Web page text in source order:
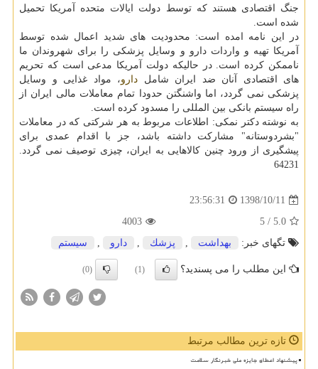
جنگ اقتصادی هستند كه توسط دولت ایالات متحده آمریكا تحمیل
شده است.
در این نامه امده است: محدودیت های شدید اعمال شده توسط
آمریكا تهیه و واردات دارو و وسایل پزشكی را برای شهروندان ما
ناممكن كرده است. در حالیكه دولت آمریكا مدعی است كه تحریم
های اقتصادی آنان ضد ایران شامل دارو، مواد غذایی و وسایل
پزشكی نمی گردد، اما واشنگتن حدودا تمام معاملات مالی ایران از
راه سیستم بانكی بین المللی را مسدود كرده است.
به نوشته دكتر نمكی: اطلاعات مربوط به هر شركتی كه در معاملات
"بشردوستانه" مشاركت داشته باشد، جز با اقدام عمدی برای
پیشگیری از ورود چنین كالاهایی به ایران، چیزی توصیف نمی گردد.
64231
1398/10/11
23:56:31
5.0
/ 5
4003
تگهای خبر:
بهداشت , پزشك , دارو , سیستم
این مطلب را می پسندید؟ (1)
(0)
تازه ترین مطالب مرتبط
پیشنهاد اعطای جایزه ملی خبرنگار سلامت